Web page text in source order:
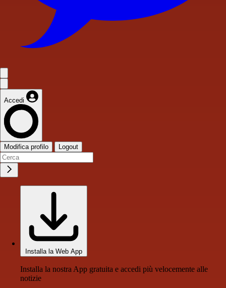
Accedi
Modifica profilo Logout
Installa la Web App
Installa la nostra App gratuita e accedi più velocemente alle
notizie